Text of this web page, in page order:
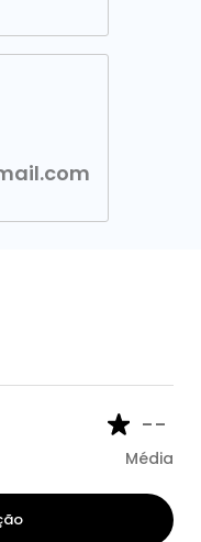
--
Média